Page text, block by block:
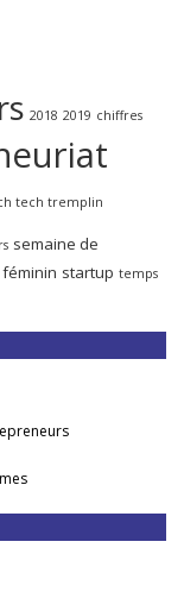
2018 2019 chiffres
tech tremplin
semaine de
startup temps